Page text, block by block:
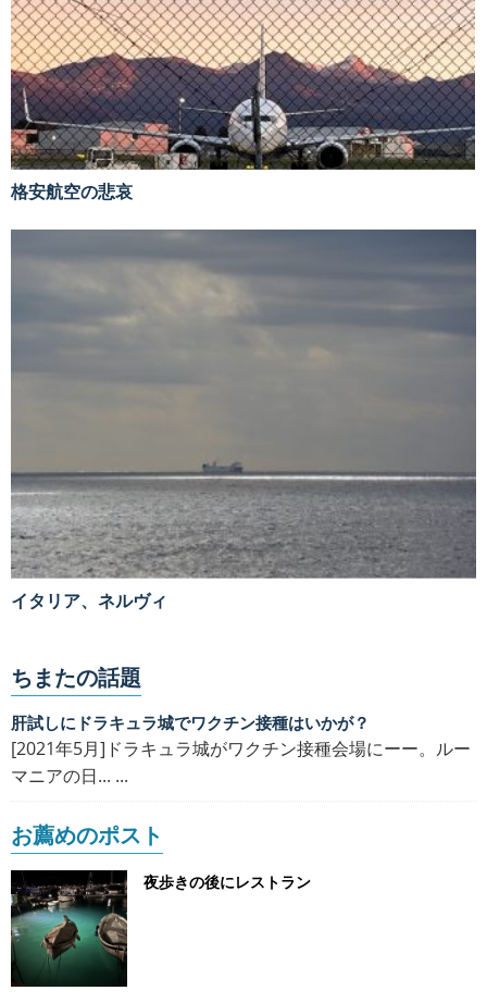
格安航空の悲哀
イタリア、ネルヴィ
ちまたの話題
肝試しにドラキュラ城でワクチン接種はいかが？
[2021年5月]ドラキュラ城がワクチン接種会場にーー。ルー
マニアの日... ...
お薦めのポスト
夜歩きの後にレストラン